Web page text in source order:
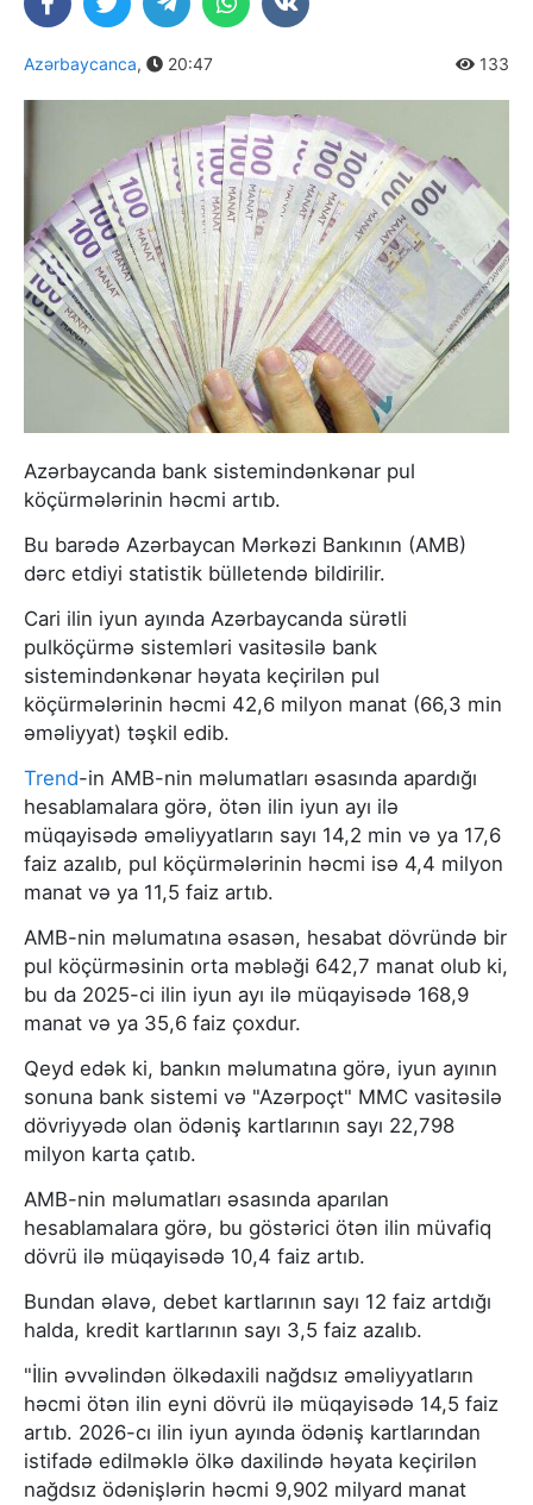
Azərbaycanca, 20:47 133
Azərbaycanda bank sistemindənkənar pul
köçürmələrinin həcmi artıb.
Bu barədə Azərbaycan Mərkəzi Bankının (AMB)
dərc etdiyi statistik bülletendə bildirilir.
Cari ilin iyun ayında Azərbaycanda sürətli
pulköçürmə sistemləri vasitəsilə bank
sistemindənkənar həyata keçirilən pul
köçürmələrinin həcmi 42,6 milyon manat (66,3 min
əməliyyat) təşkil edib.
Trend-in AMB-nin məlumatları əsasında apardığı
hesablamalara görə, ötən ilin iyun ayı ilə
müqayisədə əməliyyatların sayı 14,2 min və ya 17,6
faiz azalıb, pul köçürmələrinin həcmi isə 4,4 milyon
manat və ya 11,5 faiz artıb.
AMB-nin məlumatına əsasən, hesabat dövründə bir
pul köçürməsinin orta məbləği 642,7 manat olub ki,
bu da 2025-ci ilin iyun ayı ilə müqayisədə 168,9
manat və ya 35,6 faiz çoxdur.
Qeyd edək ki, bankın məlumatına görə, iyun ayının
sonuna bank sistemi və "Azərpoçt" MMC vasitəsilə
dövriyyədə olan ödəniş kartlarının sayı 22,798
milyon karta çatıb.
AMB-nin məlumatları əsasında aparılan
hesablamalara görə, bu göstərici ötən ilin müvafiq
dövrü ilə müqayisədə 10,4 faiz artıb.
Bundan əlavə, debet kartlarının sayı 12 faiz artdığı
halda, kredit kartlarının sayı 3,5 faiz azalıb.
"İlin əvvəlindən ölkədaxili nağdsız əməliyyatların
həcmi ötən ilin eyni dövrü ilə müqayisədə 14,5 faiz
artıb. 2026-cı ilin iyun ayında ödəniş kartlarından
istifadə edilməklə ölkə daxilində həyata keçirilən
nağdsız ödənişlərin həcmi 9,902 milyard manat